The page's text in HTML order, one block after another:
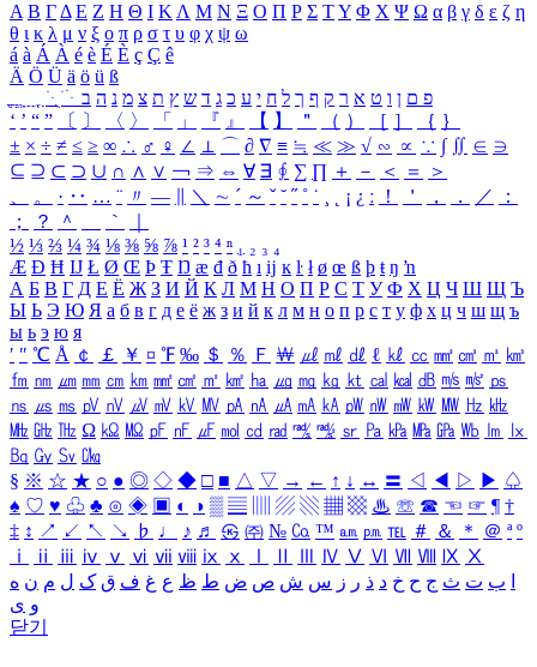
Α Β ΓΔ Ε Ζ Η Θ Ι ΚΛ Μ Ν Ξ Ο Π Ρ Σ ΤΥ Φ Χ Ψ Ω α β γ δ ε ζ η
θ ι κ λ μ ν ξ ο π ρ σ τ υ φ χ ψ ω
á à Á À é è É È ç Ç ê
Ä Ö Ü ä ö ü ß
ִֶֹ ֻּ ׁׂ פ ם ן ו ט א ר ק ף ך ל ח י ע כ ג ד ש ץ ת צ מ נ ה ב
‘ ’ “ ” 〔 〕 〈 〉 「 」 『 』 【 】 ＂ （ ） ［ ］ ｛ ｝
± × ÷ ≠ ≤ ≥ ∞ ∴ ♂ ♀ ∠ ⊥ ⌒ ∂ ∇ ≡ ≒ ≪ ≫ √ ∽ ∝ ∵ ∫ ∬ ∈ ∋
⊆ ⊇ ⊂ ⊃ ∪ ∩ ∧ ∨ ￢ ⇒ ⇔ ∀ ∃ ∮ ∑ ∏ ＋ － ＜ ＝
＞
、
。 · ‥ … ¨ 〃 ― ＼ ∼ ´ ～ ˇ ˘ ˝ ˚ ˙ ¸ ¡ ¿ ː ！ ＇ ， ． ／
：
；
？ ＾ ｀
½ ⅓ ⅔ ¼ ¾ ⅛ ⅜ ⅝ ⅞ ¹ ² ³ ⁴ ⁿ ₁ ₂ ₃ ₄
Æ Ð Ħ Ĳ Ł Ø Œ Þ Ŧ Ŋ æ đ ð ħ ı ĳ ĸ ŀ ł ø œ ß þ ŧ ŋ ŉ
А Б В Г Д Е Ё Ж З И Й К Л М Н О П Р С Т У Ф Х Ц Ч Ш Щ Ъ
Ы Ь Э Ю Я а б в г д е ё ж з и й к л м н о п р с т у ф х ц ч ш щ ъ
ы ь э ю я
′ ″ ℃ Å ￠ ￡ ￥ ¤ ℉ ‰ ＄ ％ Ｆ ￦ ㎕ ㎖ ㎗ ℓ ㎘ ㏄ ㎣ ㎤ ㎥ ㎦
㎙ ㎚ ㎛ ㎜ ㎝ ㎞ ㎟ ㎠ ㎡ ㎢ ㏊ ㎍ ㎎ ㎏ ㏏ ㎈ ㎉ ㏈ ㎧ ㎨ ㎰
㎱ ㎲ ㎳ ㎴ ㎵ ㎶ ㎷ ㎸ ㎹ ㎀ ㎁ ㎂ ㎃ ㎄ ㎺ ㎻ ㎽ ㎾ ㎿ ㎐ ㎑
㎒ ㎓ ㎔ Ω ㏀ ㏁ ㎊ ㎋ ㎌ ㏖ ㏅ ㎭ ㎮ ㎯ ㏛ ㎩ ㎪ ㎫ ㎬ ㏝ ㏐
㏓
㏃ ㏉ ㏜ ㏆
§ ※ ☆ ★ ○ ● ◎ ◇ ◆ □ ■ △ ▽ → ← ↑ ↓ ↔ 〓 ◁ ◀ ▷ ▶ ♤
♠ ♡ ♥ ♧ ♣ ⊙ ◈ ▣ ◐ ◑ ▒ ▤ ▨ ▧ ▦ ▩ ♨ ☏ ☎ ☜ ☞ ¶ †
‡ ↕ ↗ ↙ ↖ ↘ ♭ ♩ ♪ ♬ ㉿ ㈜ № ㏇ ™ ㏂ ㏘ ℡ ＃ ＆ ＊ ＠ ª º
ⅰ
ⅱ ⅲ ⅳ ⅴ ⅵ ⅶ ⅷ ⅸ ⅹ Ⅳ Ⅴ Ⅵ Ⅶ Ⅷ Ⅸ Ⅹ
ب ت ث ج ح خ د ذ ر ز س ش ص ض ط ظ ع غ ف ق ک ل م ن ه
و ی
닫기